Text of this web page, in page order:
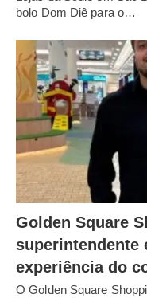
bolo Dom Diê para o…
Golden Square
superintendente
experiência do
O Golden Square